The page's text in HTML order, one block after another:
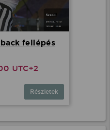
fellépés
UTC+2
Részletek